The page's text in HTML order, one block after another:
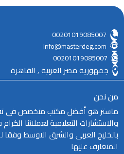
00201019085007
info@masterdeg.com
00201019085007
جمهورية مصر العربية , القاهرة
من نحن
ماستر هو أفضل مكتب متخصص فى
والاستشارات التعليمية لعملائنا
بالخليج العربى والشرق الاوسط وفقا
المتعارف عليها